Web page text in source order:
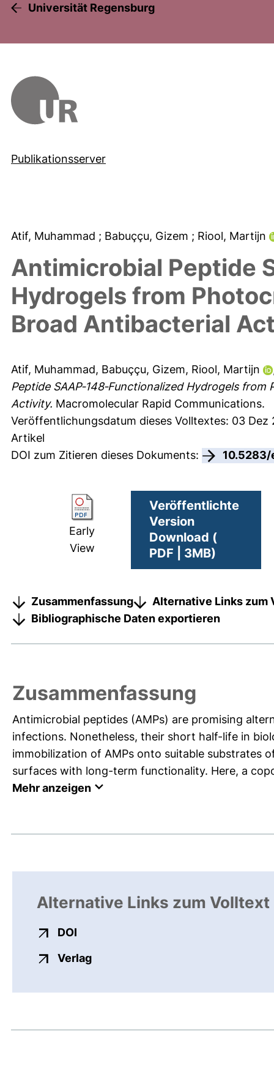
Universität Regensburg
Publikationsserver
Atif, Muhammad ; Babuççu, Gizem ; Riool, Martijn
Antimicrobial Peptide
Hydrogels from
Broad Antibacterial
Atif, Muhammad, Babuççu, Gizem, Riool, Martijn
Peptide SAAP‐148‐Functionalized Hydrogels
Activity. Macromolecular Rapid Communications.
Veröffentlichungsdatum dieses Volltextes: 03 Dez
Artikel
DOI zum Zitieren dieses Dokuments:
10.5283/
Early
View
Veröffentlichte
Version
Download (
PDF | 3MB)
Zusammenfassung
Alternative Links zum
Bibliographische Daten exportieren
Zusammenfassung
Antimicrobial peptides (AMPs) are promising
infections. Nonetheless, their short half-life in
immobilization of AMPs onto suitable substrates
surfaces with long-term functionality. Here, a
Mehr anzeigen
Alternative Links zum Volltext
DOI
Verlagexterner Link, öffnet neues